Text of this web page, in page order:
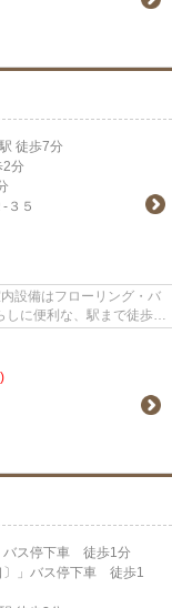
駅 徒歩7分
2分
３５
設備はフローリング・バ
しに便利な、駅まで徒歩7
バス停下車 徒歩1分
〕」バス停下車 徒歩1